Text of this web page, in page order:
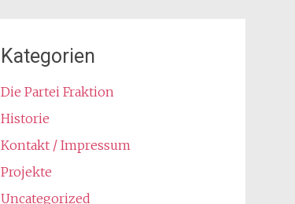
Kategorien
Die Partei Fraktion
Historie
Kontakt / Impressum
Projekte
Uncategorized